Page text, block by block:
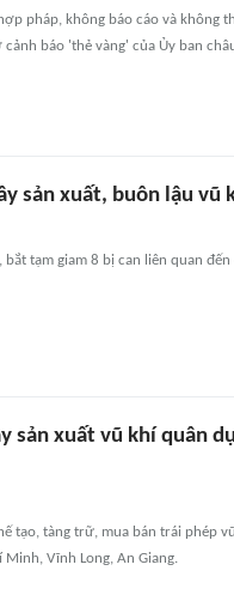
pháp, không báo cáo và không
báo 'thẻ vàng' của Ủy ban
sản xuất, buôn lậu vũ
tạm giam 8 bị can liên quan
xuất vũ khí quân
tạo, tàng trữ, mua bán trái phép
Vĩnh Long, An Giang.